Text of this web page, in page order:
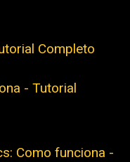
Completo
- Tutorial
Como funciona -